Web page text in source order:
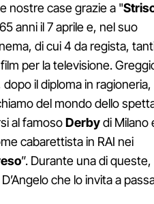
nostre case grazie a "
anni il 7 aprile e, nel suo
di cui 4 da regista,
per la televisione.
il diploma in ragioneria,
del mondo dello
al famosoDerbydi Milano
cabarettista in RAI nei
”. Durante una di queste,
che lo invita a